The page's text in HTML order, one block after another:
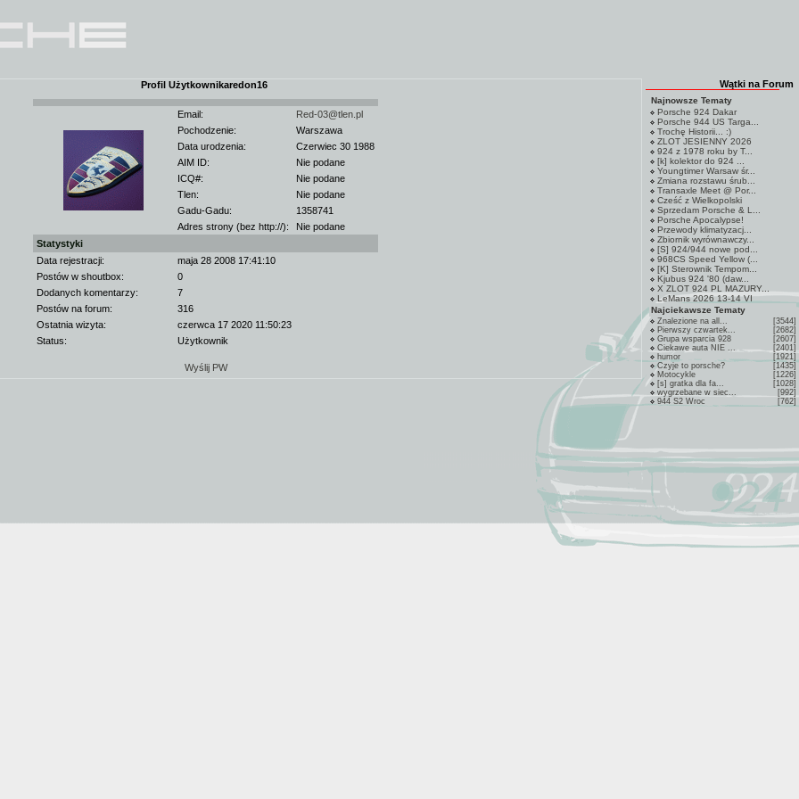
Profil Użytkownikaredon16
Email:
Red-03@tlen.pl
Pochodzenie:
Warszawa
Data urodzenia:
Czerwiec 30 1988
AIM ID:
Nie podane
ICQ#:
Nie podane
Tlen:
Nie podane
Gadu-Gadu:
1358741
Adres strony (bez http://):
Nie podane
Statystyki
Data rejestracji:
maja 28 2008 17:41:10
Postów w shoutbox:
0
Dodanych komentarzy:
7
Postów na forum:
316
Ostatnia wizyta:
czerwca 17 2020 11:50:23
Status:
Użytkownik
Wyślij PW
Wątki na Forum
Najnowsze Tematy
Porsche 924 Dakar
Porsche 944 US Targa...
Trochę Historii... :)
ZLOT JESIENNY 2026
924 z 1978 roku by T...
[k] kolektor do 924 ...
Youngtimer Warsaw śr...
Zmiana rozstawu śrub...
Transaxle Meet @ Por...
Cześć z Wielkopolski
Sprzedam Porsche & L...
Porsche Apocalypse!
Przewody klimatyzacj...
Zbiornik wyrównawczy...
[S] 924/944 nowe pod...
968CS Speed Yellow (...
[K] Sterownik Tempom...
Kjubus 924 '80 (daw...
X ZLOT 924 PL MAZURY...
LeMans 2026 13-14 VI
Najciekawsze Tematy
Znalezione na all...
[3544]
Pierwszy czwartek...
[2682]
Grupa wsparcia 928
[2607]
Ciekawe auta NIE ...
[2401]
humor
[1921]
Czyje to porsche?
[1435]
Motocykle
[1226]
[s] gratka dla fa...
[1028]
wygrzebane w siec...
[992]
944 S2 Wroc
[762]